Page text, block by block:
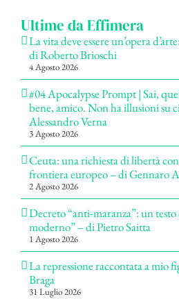
Ultime da Effimera
La vita deve essere un’opera
di Roberto Brioschi
4 Agosto 2026
#04 Apocalypse Prompt | Sai,
bene, amico. Non ha illusioni su
Alessandro Verna
3 Agosto 2026
Ceuta: una richiesta di libertà
frontiera europeo – di Gennaro
2 Agosto 2026
Decreto “anti-maranza”: un
moderno” – di Pietro Saitta
1 Agosto 2026
La repressione raccontata a mio
Braga
31 Luglio 2026